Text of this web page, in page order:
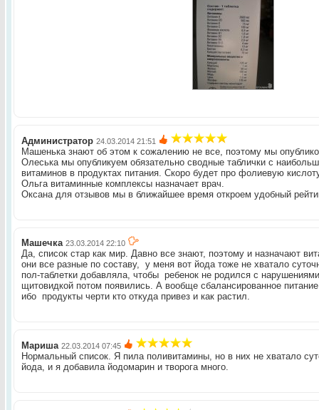
Администратор 24.03.2014 21:51
Машенька знают об этом к сожалению не все, поэтому мы
Олеська мы опубликуем обязательно сводные таблички с
витаминов в продуктах питания. Скоро будет про фолиевую
Ольга витаминные комплексы назначает врач.
Оксана для отзывов мы в ближайшее время откроем удобный
Машечка 23.03.2014 22:10
Да, список стар как мир. Давно все знают, поэтому и назначают
они все разные по составу, у меня вот йода тоже не хватало
пол-таблетки добавляла, чтобы ребенок не родился с
щитовидкой потом появились. А вообще сбалансированное
ибо продукты черти кто откуда привез и как растил.
Мариша 22.03.2014 07:45
Нормальный список. Я пила поливитамины, но в них не хватало
йода, и я добавила йодомарин и творога много.